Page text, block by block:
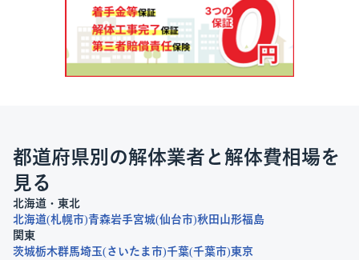
都道府県別の解体業者と解体費相場を
見る
北海道・東北
北海道 札幌市 青森岩手宮城 仙台市 秋田 山形福島
関東
茨城栃木群馬埼玉 さいたま市 千葉 千葉市 東京